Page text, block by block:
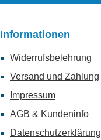
Informationen
Widerrufsbelehrung
Versand und Zahlung
Impressum
AGB & Kundeninfo
Datenschutzerklärung